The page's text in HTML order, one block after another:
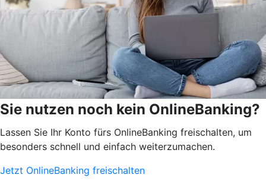
Sie nutzen noch kein OnlineBanking?
Lassen Sie Ihr Konto fürs OnlineBanking freischalten, um
besonders schnell und einfach weiterzumachen.
Jetzt OnlineBanking freischalten